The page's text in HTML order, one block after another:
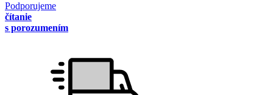
Podporujeme
čítanie
s porozumením